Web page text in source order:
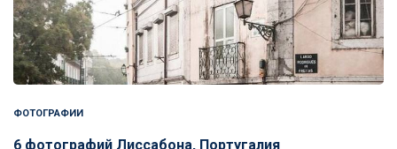
ФОТОГРАФИИ
6 фотографий Лиссабона, Португалия